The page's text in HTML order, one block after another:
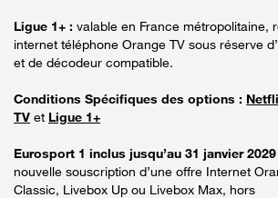
Ligue 1+ : valable en France métropolitaine,
internet téléphone Orange TV sous réserve
et de décodeur compatible.
Conditions Spécifiques des options :
TV et Ligue 1+
Eurosport 1 inclus jusqu’au 31 janvier 2029
nouvelle souscription d’une offre Internet
Classic, Livebox Up ou Livebox Max, hors